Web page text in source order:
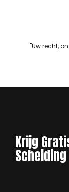
"Uw recht,
Krijg
Scheiding